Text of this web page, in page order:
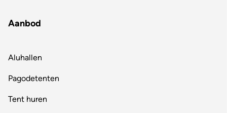
Aanbod
Aluhallen
Pagodetenten
Tent huren